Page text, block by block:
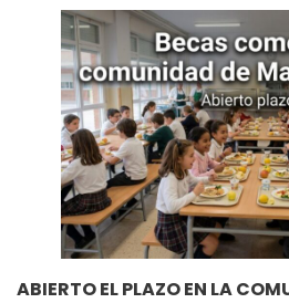
ABIERTO EL PLAZO EN LA